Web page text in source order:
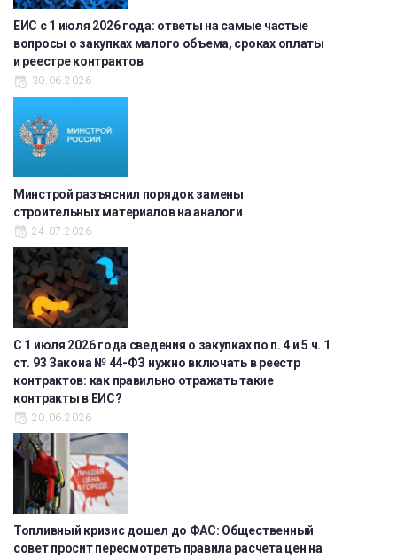
ЕИС с 1 июля 2026 года: ответы на самые частые
вопросы о закупках малого объема, сроках оплаты
и реестре контрактов
30.06.2026
Минстрой разъяснил порядок замены
строительных материалов на аналоги
24.07.2026
С 1 июля 2026 года сведения о закупках по п. 4 и 5 ч. 1
ст. 93 Закона № 44-ФЗ нужно включать в реестр
контрактов: как правильно отражать такие
контракты в ЕИС?
20.06.2026
Топливный кризис дошел до ФАС: Общественный
совет просит пересмотреть правила расчета цен на